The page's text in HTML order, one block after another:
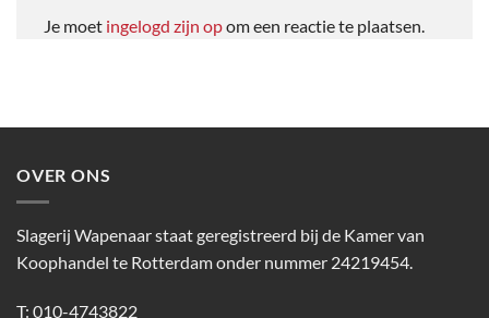
Je moet ingelogd zijn opom een reactie te plaatsen.
OVER ONS
Slagerij Wapenaar staat geregistreerd bij de Kamer van
Koophandel te Rotterdam onder nummer 24219454.
T: 010-4743822